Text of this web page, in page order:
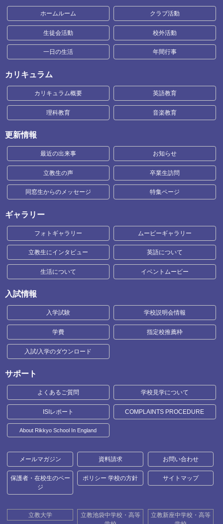
ホームルーム クラブ活動
生徒会活動 校外活動
一日の生活 年間行事
カリキュラム
カリキュラム概要 英語教育
理科教育 音楽教育
更新情報
最近の出来事 お知らせ
立教生の声 卒業生訪問
同窓生からのメッセージ 特集ページ
ギャラリー
フォトギャラリー ムービーギャラリー
立教生にインタビュー 英語について
生活について イベントムービー
入試情報
入学試験 学校説明会情報
学費 指定校推薦枠
入試/入学のダウンロード
サポート
よくあるご質問 学校見学について
ISIレポート COMPLAINTS PROCEDURE
About Rikkyo School In England
メールマガジン 資料請求 お問い合わせ
保護者・在校生のペー
ジ
ポリシー 学校の方針 サイトマップ
立教大学
立教池袋中学校・高等
立教新座中学校・高等